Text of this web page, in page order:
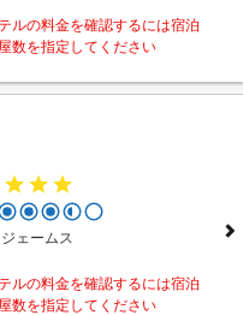
ルの料金を確認するには宿泊
数を指定してください
ェームス
ルの料金を確認するには宿泊
数を指定してください